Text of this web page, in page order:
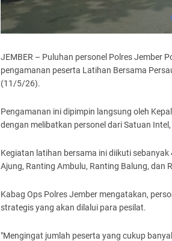
JEMBER – Puluhan personel Polres Jember
pengamanan peserta Latihan Bersama
(11/5/26).
Pengamanan ini dipimpin langsung oleh
dengan melibatkan personel dari Satuan
Kegiatan latihan bersama ini diikuti
Ajung, Ranting Ambulu, Ranting Balung, dan
Kabag Ops Polres Jember mengatakan,
strategis yang akan dilalui para pesilat.
"Mengingat jumlah peserta yang cukup